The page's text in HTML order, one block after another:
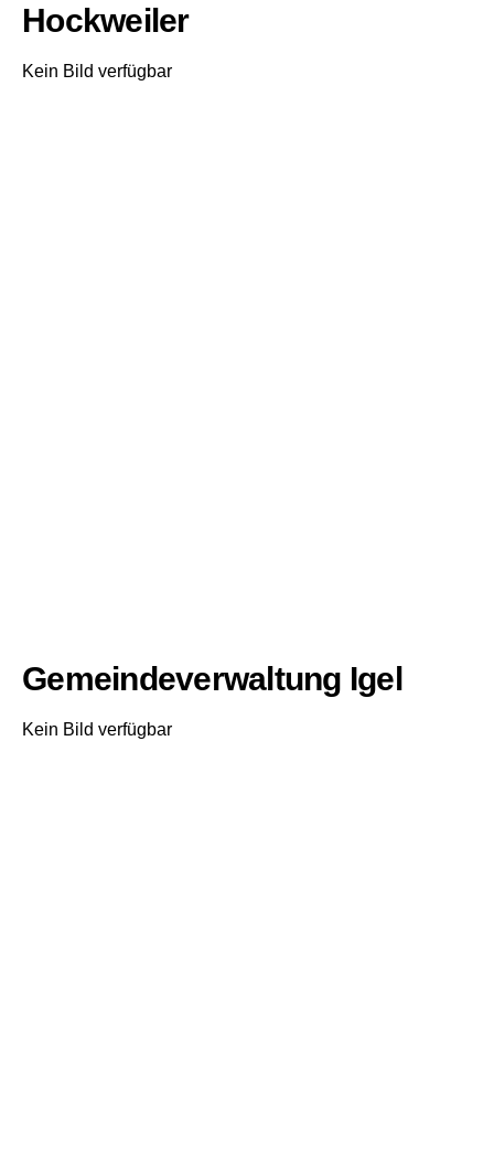
Hockweiler
Kein Bild verfügbar
Gemeindeverwaltung Igel
Kein Bild verfügbar